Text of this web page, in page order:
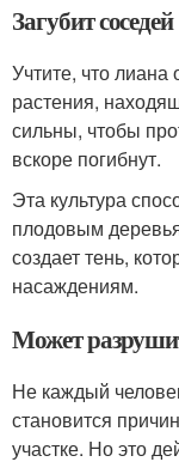
Загубит соседей
Учтите, что лиана
растения,
сильны, чтобы
вскоре погибнут.
Эта культура
плодовым
создает тень,
насаждениям.
Может
Не каждый
становится
участке. Но это